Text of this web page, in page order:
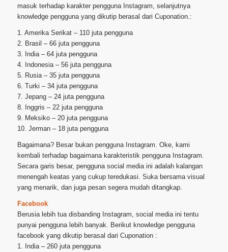
masuk terhadap karakter pengguna Instagram, selanjutnya
knowledge pengguna yang dikutip berasal dari Cuponation.:
1. Amerika Serikat – 110 juta pengguna
2. Brasil – 66 juta pengguna
3. India – 64 juta pengguna
4. Indonesia – 56 juta pengguna
5. Rusia – 35 juta pengguna
6. Turki – 34 juta pengguna
7. Jepang – 24 juta pengguna
8. Inggris – 22 juta pengguna
9. Meksiko – 20 juta pengguna
10. Jerman – 18 juta pengguna
Bagaimana? Besar bukan pengguna Instagram. Oke, kami
kembali terhadap bagaimana karakteristik pengguna Instagram.
Secara garis besar, pengguna social media ini adalah kalangan
menengah keatas yang cukup teredukasi. Suka bersama visual
yang menarik, dan juga pesan segera mudah ditangkap.
Facebook
Berusia lebih tua disbanding Instagram, social media ini tentu
punyai pengguna lebih banyak. Berikut knowledge pengguna
facebook yang dikutip berasal dari Cuponation :
1. India – 260 juta pengguna